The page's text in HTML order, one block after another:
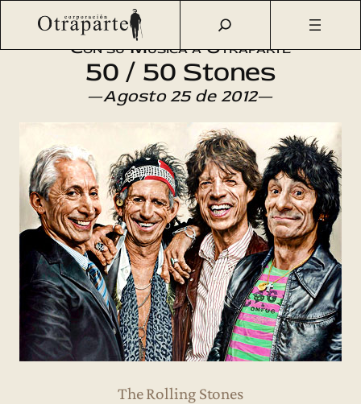
Saltar
Otraparte.org/Agenda Cultural Música 50 / 50 Stones
Con su Música a Otraparte
50 / 50 Stones
—Agosto 25 de 2012—
The Rolling Stones